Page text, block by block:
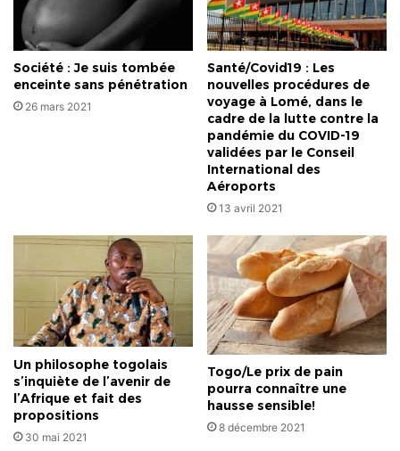
Société : Je suis tombée
enceinte sans pénétration
26 mars 2021
Santé/Covid19 : Les
nouvelles procédures de
voyage à Lomé, dans le
cadre de la lutte contre la
pandémie du COVID-19
validées par le Conseil
International des
Aéroports
13 avril 2021
Un philosophe togolais
s’inquiète de l’avenir de
l’Afrique et fait des
propositions
30 mai 2021
Togo/Le prix de pain
pourra connaître une
hausse sensible!
8 décembre 2021